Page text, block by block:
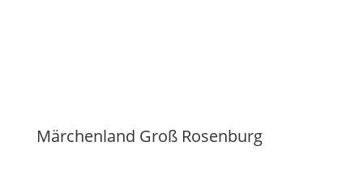
Märchenland Groß Rosenburg